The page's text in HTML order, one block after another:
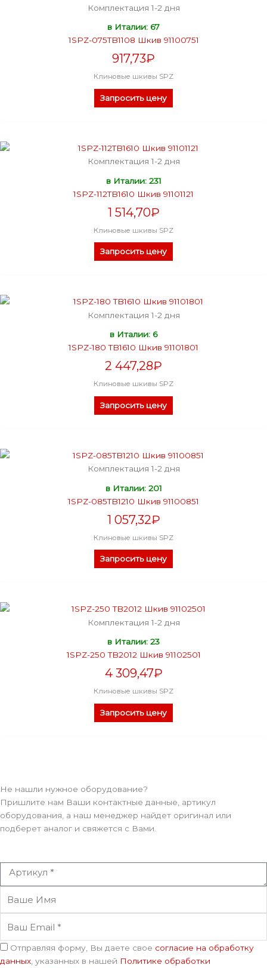
Комплектация 1-2 дня
в Италии: 67
1SPZ-075TB1108 Шкив 91100751
917,73₽
Клиновые шкивы SPZ
Запросить цену
Комплектация 1-2 дня
в Италии: 231
1SPZ-112TB1610 Шкив 91101121
1 514,70₽
Клиновые шкивы SPZ
Запросить цену
Комплектация 1-2 дня
в Италии: 6
1SPZ-180 TB1610 Шкив 91101801
2 447,28₽
Клиновые шкивы SPZ
Запросить цену
Комплектация 1-2 дня
в Италии: 201
1SPZ-085TB1210 Шкив 91100851
1 057,32₽
Клиновые шкивы SPZ
Запросить цену
Комплектация 1-2 дня
в Италии: 23
1SPZ-250 TB2012 Шкив 91102501
4 309,47₽
Клиновые шкивы SPZ
Запросить цену
Не нашли нужное оборудование?
Пришлите нам Ваши контактные данные, артикул
оборудования, а наш менеджер найдет оригинал или
подберет аналог и свяжется с Вами.
Артикул
Имя
Email
Соглашение
Отправляя форму, Вы даете свое согласие на обработку
данных , указанных в нашей Политике обработки